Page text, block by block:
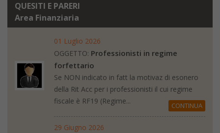
QUESITI E PARERI
Area Finanziaria
01 Luglio 2026
OGGETTO: Professionisti in regime
forfettario
Se NON indicato in fatt la motivaz di esonero
della Rit Acc per i professionisti il cui regime
fiscale è RF19 (Regime...
CONTINUA
29 Giugno 2026